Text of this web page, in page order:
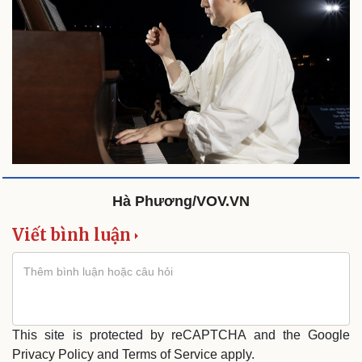
Hà Phương/VOV.VN
Viết bình luận
This site is protected by reCAPTCHA and the Google
Privacy Policy and Terms of Service apply.